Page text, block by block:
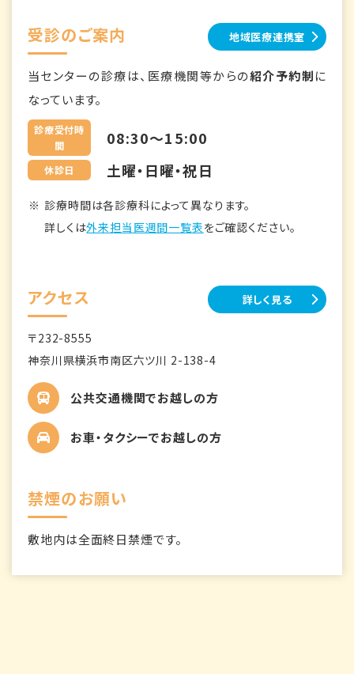
受診のご案内 地域医療連携室
当センターの診療は、医療機関等からの紹介予約制に
なっています。
診療受付時
間
08:30～15:00
休診日 土曜・日曜・祝日
診療時間は各診療科によって異なります。
詳しくは外来担当医週間一覧表をご確認ください。
アクセス 詳しく見る
〒232-8555
神奈川県横浜市南区六ツ川 2-138-4
公共交通機関でお越しの方
お車・タクシーでお越しの方
禁煙のお願い
敷地内は全面終日禁煙です。